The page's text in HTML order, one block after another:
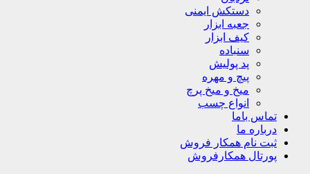
دستکش ایمنی
جعبه ابزار
کیف ابزار
سنباده
پد پولیش
پیچ و مهره
میخ و میخ پرچ
انواع چسب
تماس باما
درباره ما
ثبت نام همکار فروش
پورتال همکارفروش